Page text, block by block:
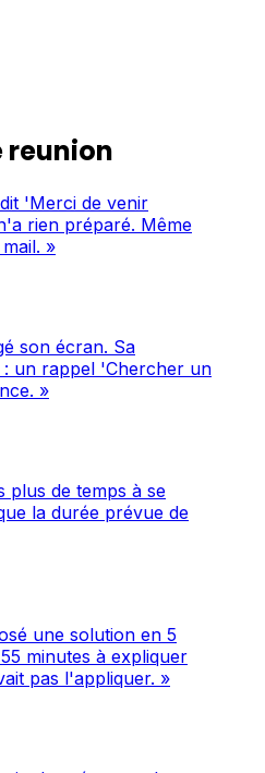
reunion
'Merci de venir
rien préparé. Même
»
son écran. Sa
un rappel 'Chercher un
»
plus de temps à se
la durée prévue de
une solution en 5
minutes à expliquer
pas l'appliquer. »